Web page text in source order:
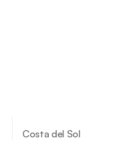
Costa del Sol